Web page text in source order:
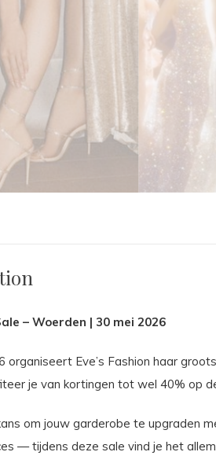
– Woerden | 30 mei 2026
organiseert Eve’s Fashion haar
je van kortingen tot wel 40% op
om jouw garderobe te upgraden
— tijdens deze sale vind je het